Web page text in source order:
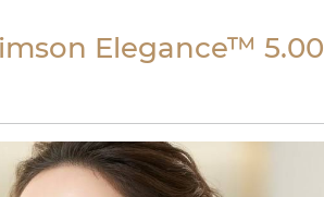
Elegance™ 5.00